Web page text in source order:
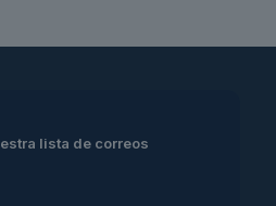
producto
lista de correos